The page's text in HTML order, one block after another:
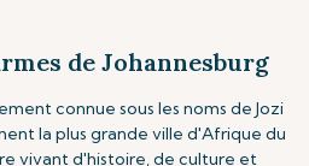
de Johannesburg
connue sous les noms de Jozi
la plus grande ville d'Afrique du
vivant d'histoire, de culture et